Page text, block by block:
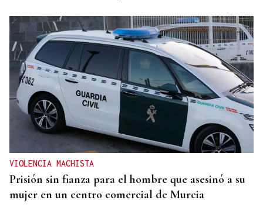
VIOLENCIA MACHISTA
Prisión sin fianza para el hombre que asesinó a su
mujer en un centro comercial de Murcia